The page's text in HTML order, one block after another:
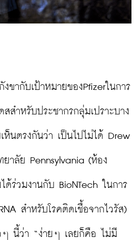
ขากับเป้าหมายของPfizerในการ
สำหรับประชากรกลุ่มเปราะบาง
ห็นตรงกันว่า เป็นไปไม่ได้ Drew
ยาลัย Pennsylvania (ห้อง
ด้ร่วมงานกับ BioNTech ในการ
สำหรับโรคติดเชื้อจากไวรัส)
ๆ นี้ว่า “ง่ายๆ เลยก็คือ ไม่มี